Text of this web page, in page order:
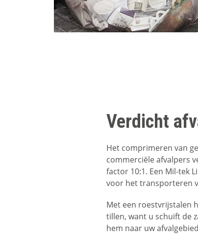
Verdicht
Het comprimeren van
commerciële afvalpers
factor 10:1. Een Mil-tek
voor het transporteren
Met een roestvrijstalen
tillen, want u schuift de
hem naar uw